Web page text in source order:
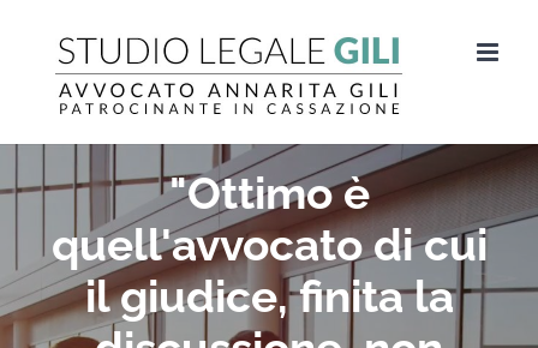
contenuto
"Ottimo è
quell'avvocato di cui
il giudice, finita la